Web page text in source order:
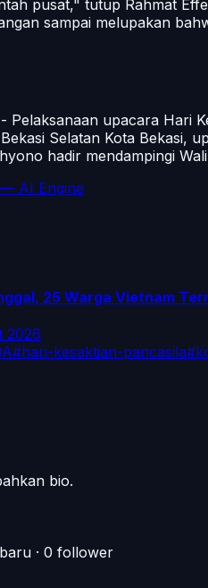
pusat," tutup Rahmat
sampai melupakan
Pelaksanaan upacara Hari
Selatan Kota Bekasi,
hadir mendampingi
— AI Engine
25 Warga Vietnam
2026
#hari-kesaktian-pancasila#
bio.
· 0 follower